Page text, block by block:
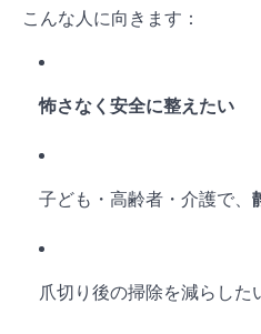
こんな人に向きます：
怖さなく安全に整えたい
子ども・高齢者・介護で、
爪切り後の掃除を減らした